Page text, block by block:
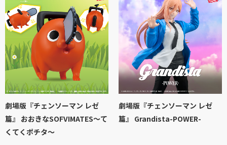
劇場版『チェンソーマン レゼ
篇』 おおきなSOFVIMATES～て
くてくポチタ～
劇場版『チェンソーマン レゼ
篇』 Grandista-POWER-